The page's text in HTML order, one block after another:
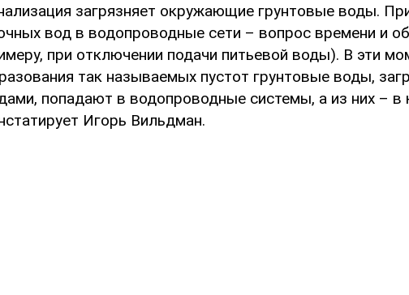
загрязняет окружающие грунтовые воды.
вод в водопроводные сети – вопрос времени и
при отключении подачи питьевой воды). В эти
так называемых пустот грунтовые воды,
попадают в водопроводные системы, а из них – в
Игорь Вильдман.